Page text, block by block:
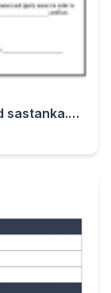
Jednostavan plavo-bijeli dnevni red sastanka.docx